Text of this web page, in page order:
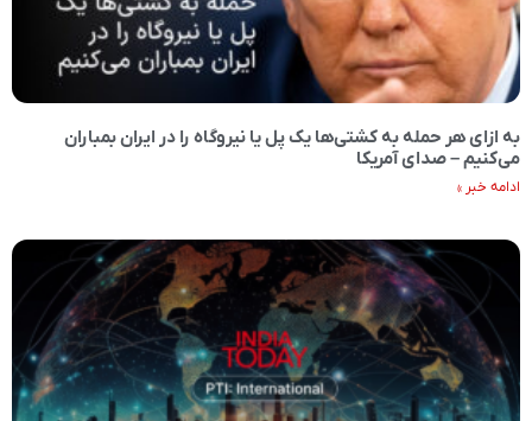
به ازای هر حمله به کشتی‌‌ها یک پل یا نیروگاه را در ایران بمباران
می‌کنیم – صدای آمریکا
ادامه خبر »